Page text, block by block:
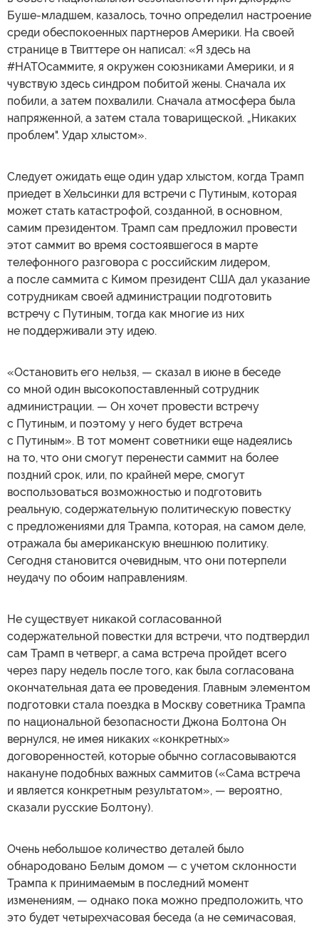
Буше-младшем, казалось, точно определил настроение
среди обеспокоенных партнеров Америки. На своей
странице в Твиттере он написал: «Я здесь на
#НАТОсаммите, я окружен союзниками Америки, и я
чувствую здесь синдром побитой жены. Сначала их
побили, а затем похвалили. Сначала атмосфера была
напряженной, а затем стала товарищеской. „Никаких
проблем". Удар хлыстом».
Следует ожидать еще один удар хлыстом, когда Трамп
приедет в Хельсинки для встречи с Путиным, которая
может стать катастрофой, созданной, в основном,
самим президентом. Трамп сам предложил провести
этот саммит во время состоявшегося в марте
телефонного разговора с российским лидером,
а после саммита с Кимом президент США дал указание
сотрудникам своей администрации подготовить
встречу с Путиным, тогда как многие из них
не поддерживали эту идею.
«Остановить его нельзя, — сказал в июне в беседе
со мной один высокопоставленный сотрудник
администрации. — Он хочет провести встречу
с Путиным, и поэтому у него будет встреча
с Путиным». В тот момент советники еще надеялись
на то, что они смогут перенести саммит на более
поздний срок, или, по крайней мере, смогут
воспользоваться возможностью и подготовить
реальную, содержательную политическую повестку
с предложениями для Трампа, которая, на самом деле,
отражала бы американскую внешнюю политику.
Сегодня становится очевидным, что они потерпели
неудачу по обоим направлениям.
Не существует никакой согласованной
содержательной повестки для встречи, что подтвердил
сам Трамп в четверг, а сама встреча пройдет всего
через пару недель после того, как была согласована
окончательная дата ее проведения. Главным элементом
подготовки стала поездка в Москву советника Трампа
по национальной безопасности Джона Болтона Он
вернулся, не имея никаких «конкретных»
договоренностей, которые обычно согласовываются
накануне подобных важных саммитов («Сама встреча
и является конкретным результатом», — вероятно,
сказали русские Болтону).
Очень небольшое количество деталей было
обнародовано Белым домом — с учетом склонности
Трампа к принимаемым в последний момент
изменениям, — однако пока можно предположить, что
это будет четырехчасовая беседа (а не семичасовая,